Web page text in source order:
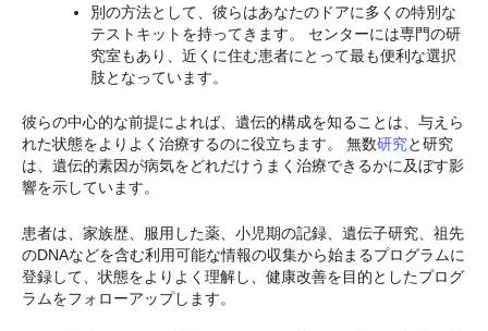
別の方法として、彼らはあなたのドアに多くの特別な
テストキットを持ってきます。 センターには専門の研
究室もあり、近くに住む患者にとって最も便利な選択
肢となっています。
彼らの中心的な前提によれば、遺伝的構成を知ることは、与えら
れた状態をよりよく治療するのに役立ちます。 無数研究と研究
は、遺伝的素因が病気をどれだけうまく治療できるかに及ぼす影
響を示しています。
患者は、家族歴、服用した薬、小児期の記録、遺伝子研究、祖先
のDNAなどを含む利用可能な情報の収集から始まるプログラムに
登録して、状態をよりよく理解し、健康改善を目的としたプログ
ラムをフォローアップします。